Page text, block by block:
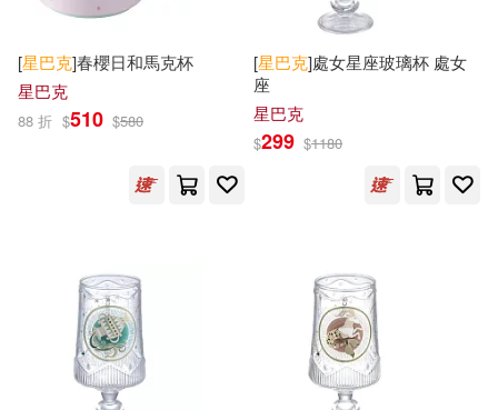
[星巴克]春櫻日和馬克杯
星巴克
88 折 $510 $580
[星巴克]處女星座玻璃杯 處女
座
星巴克
$299 $1180